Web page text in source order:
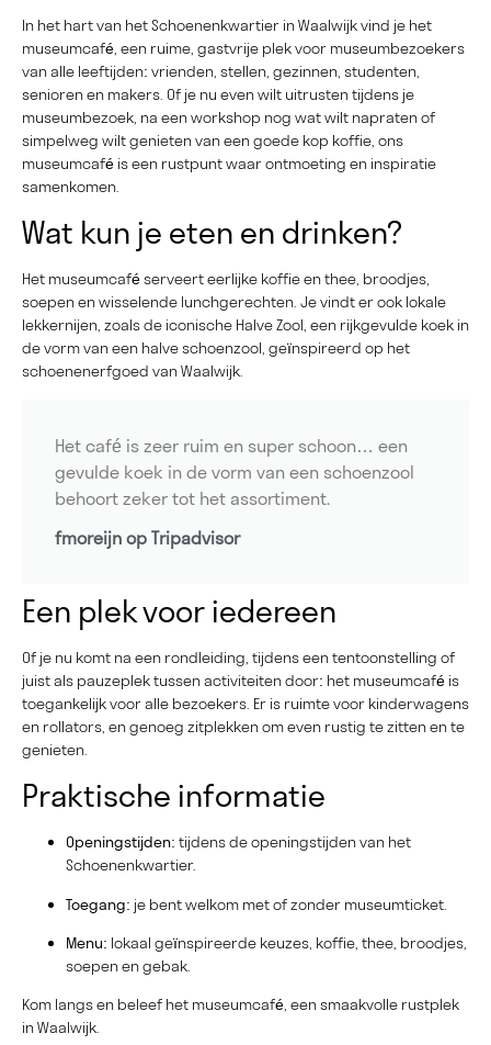
In het hart van het Schoenenkwartier in Waalwijk vind je het
museumcafé, een ruime, gastvrije plek voor museumbezoekers
van alle leeftijden: vrienden, stellen, gezinnen, studenten,
senioren en makers. Of je nu even wilt uitrusten tijdens je
museumbezoek, na een workshop nog wat wilt napraten of
simpelweg wilt genieten van een goede kop koffie, ons
museumcafé is een rustpunt waar ontmoeting en inspiratie
samenkomen.
Wat kun je eten en drinken?
Het museumcafé serveert eerlijke koffie en thee, broodjes,
soepen en wisselende lunchgerechten. Je vindt er ook lokale
lekkernijen, zoals de iconische Halve Zool, een rijkgevulde koek in
de vorm van een halve schoenzool, geïnspireerd op het
schoenenerfgoed van Waalwijk.
Het café is zeer ruim en super schoon… een
gevulde koek in de vorm van een schoenzool
behoort zeker tot het assortiment.
fmoreijn op Tripadvisor
Een plek voor iedereen
Of je nu komt na een rondleiding, tijdens een tentoonstelling of
juist als pauzeplek tussen activiteiten door: het museumcafé is
toegankelijk voor alle bezoekers. Er is ruimte voor kinderwagens
en rollators, en genoeg zitplekken om even rustig te zitten en te
genieten.
Praktische informatie
Openingstijden: tijdens de openingstijden van het
Schoenenkwartier.
Toegang: je bent welkom met of zonder museumticket.
Menu: lokaal geïnspireerde keuzes, koffie, thee, broodjes,
soepen en gebak.
Kom langs en beleef het museumcafé, een smaakvolle rustplek
in Waalwijk.